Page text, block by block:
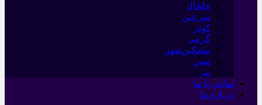
خلخال
سرعین
کوثر
گرمی
مشکین‌شهر
نمین
نیر
تماس با ما
درباره ما